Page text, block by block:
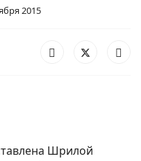
2015
Шрилой